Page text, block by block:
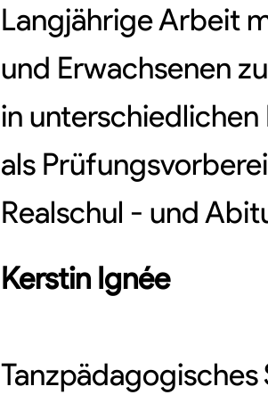
Langjährige Arbeit
und Erwachsenen
in
als
Realschul - und
Kerstin Ignée